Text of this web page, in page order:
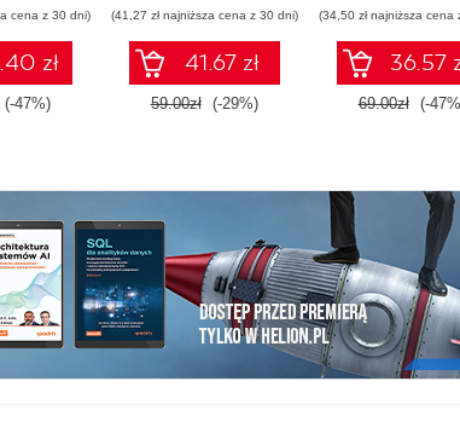
cena z 30 dni)
zł
(-47%)
(41,27 zł najniższa cena z 30 dni)
41.67 zł
59.00zł (-29%)
(34,50 zł najniższa cena
36.57
69.00zł (-